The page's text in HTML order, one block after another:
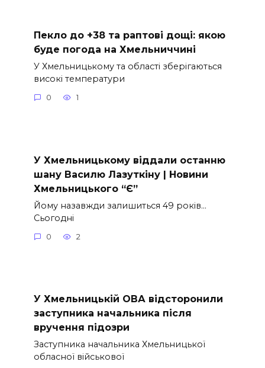
Пекло до +38 та раптові дощі: якою
буде погода на Хмельниччині
У Хмельницькому та області зберігаються
високі температури
0 1
У Хмельницькому віддали останню
шану Василю Лазуткіну | Новини
Хмельницького “Є”
Йому назавжди залишиться 49 років…
Сьогодні
0 2
У Хмельницькій ОВА відсторонили
заступника начальника після
вручення підозри
Заступника начальника Хмельницької
обласної військової